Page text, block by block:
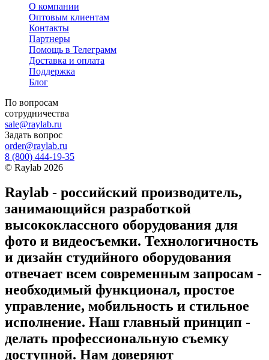
О компании
Оптовым клиентам
Контакты
Партнеры
Помощь в Телеграмм
Доставка и оплата
Поддержка
Блог
По вопросам
сотрудничества
sale@raylab.ru
Задать вопрос
order@raylab.ru
8 (800) 444-19-35
© Raylab 2026
Raylab - российский производитель,
занимающийся разработкой
высококлассного оборудования для
фото и видеосъемки. Технологичность
и дизайн студийного оборудования
отвечает всем современным запросам -
необходимый функционал, простое
управление, мобильность и стильное
исполнение. Наш главный принцип -
делать профессиональную съемку
доступной. Нам доверяют